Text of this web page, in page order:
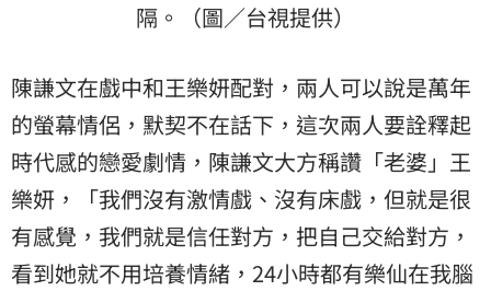
隔。（圖／台視提供）
陳謙文在戲中和王樂妍配對，兩人可以說是萬年
的螢幕情侶，默契不在話下，這次兩人要詮釋起
時代感的戀愛劇情，陳謙文大方稱讚「老婆」王
樂妍，「我們沒有激情戲、沒有床戲，但就是很
有感覺，我們就是信任對方，把自己交給對方，
看到她就不用培養情緒，24小時都有樂仙在我腦